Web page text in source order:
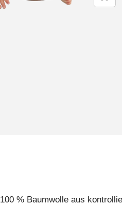
% Baumwolle aus